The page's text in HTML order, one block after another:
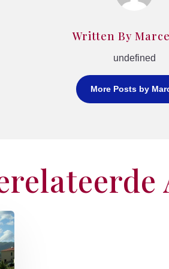
Written By
undefined
More Posts by